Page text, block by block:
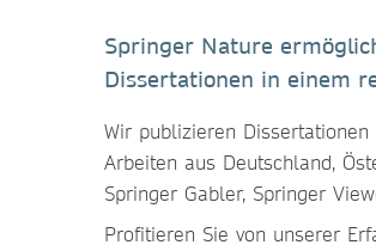
Springer Nature
Dissertationen in einem
Wir publizieren Dissertationen
Arbeiten aus Deutschland,
Springer Gabler, Springer
Profitieren Sie von unserer